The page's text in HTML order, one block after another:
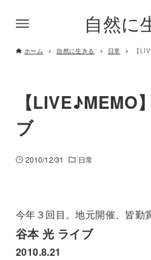
自然に
ホーム 自然に生きる 日常 【
【LIVE♪MEMO
ブ
2010/12/31 日常
今年３回目。地元開催、皆勤
谷本 光 ライブ
2010.8.21